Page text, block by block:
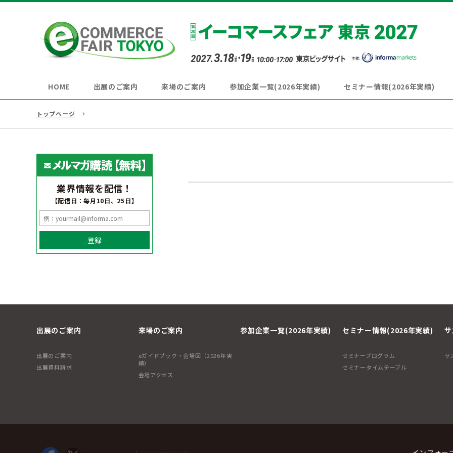
HOME 出展のご案内 来場のご案内 参加企業一覧(2026年実績) セミナー情報(2026年実績)
トップページ
業界情報を配信！
【配信日：毎月10日、25日】
登録
出展のご案内
出展のご案内
出展資料請求
来場のご案内
eガイドブック・会場図（2026年実
績）
会場アクセス
参加企業一覧(2026年実績) セミナー情報(2026年実績)
セミナープログラム
セミナータイムテーブル
サ